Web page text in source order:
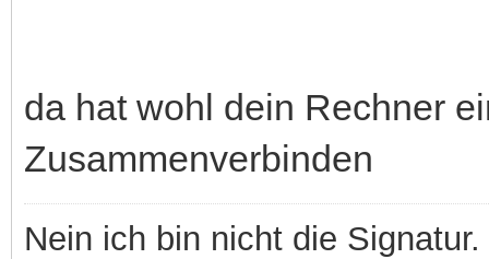
da hat wohl dein Rechner
Zusammenverbinden
Nein ich bin nicht die